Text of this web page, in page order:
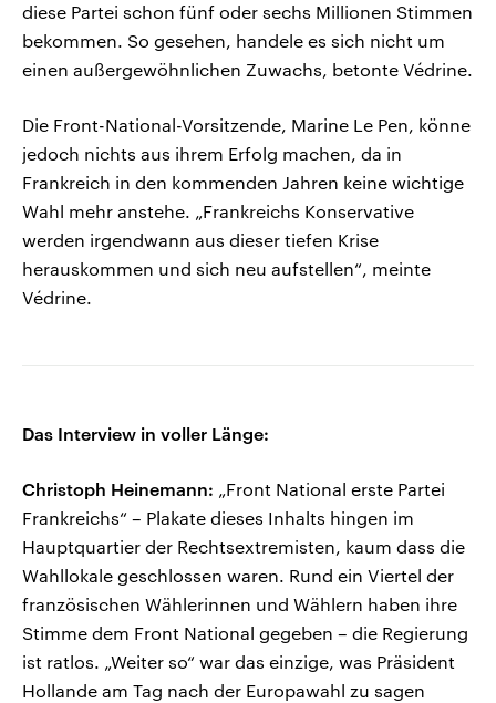
diese Partei schon fünf oder sechs Millionen Stimmen
bekommen. So gesehen, handele es sich nicht um
einen außergewöhnlichen Zuwachs, betonte Védrine.
Die Front-National-Vorsitzende, Marine Le Pen, könne
jedoch nichts aus ihrem Erfolg machen, da in
Frankreich in den kommenden Jahren keine wichtige
Wahl mehr anstehe. „Frankreichs Konservative
werden irgendwann aus dieser tiefen Krise
herauskommen und sich neu aufstellen“, meinte
Védrine.
Das Interview in voller Länge:
Christoph Heinemann: „Front National erste Partei
Frankreichs“ – Plakate dieses Inhalts hingen im
Hauptquartier der Rechtsextremisten, kaum dass die
Wahllokale geschlossen waren. Rund ein Viertel der
französischen Wählerinnen und Wählern haben ihre
Stimme dem Front National gegeben – die Regierung
ist ratlos. „Weiter so“ war das einzige, was Präsident
Hollande am Tag nach der Europawahl zu sagen